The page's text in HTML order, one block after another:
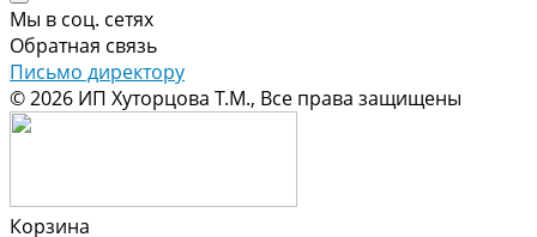
Мы в соц. сетях
Обратная связь
Письмо директору
© 2026 ИП Хуторцова Т.М., Все права защищены
Корзина